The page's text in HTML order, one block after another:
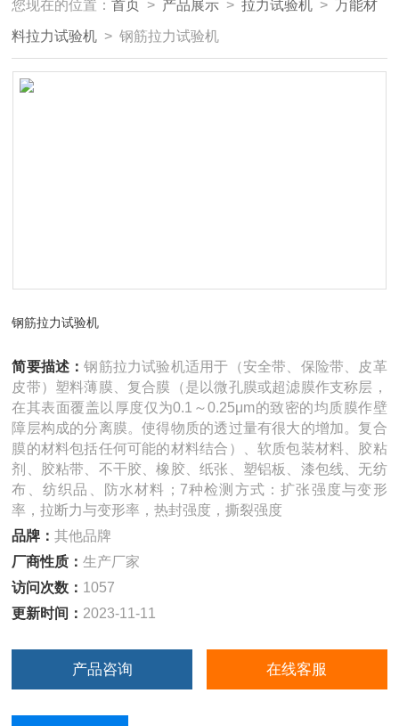
您现在的位置：首页 > 产品展示 >拉力试验机 >万能材
料拉力试验机 > 钢筋拉力试验机
钢筋拉力试验机
简要描述：钢筋拉力试验机适用于（安全带、保险带、皮革
皮带）塑料薄膜、复合膜（是以微孔膜或超滤膜作支称层，
在其表面覆盖以厚度仅为0.1～0.25μm的致密的均质膜作壁
障层构成的分离膜。使得物质的透过量有很大的增加。复合
膜的材料包括任何可能的材料结合）、软质包装材料、胶粘
剂、胶粘带、不干胶、橡胶、纸张、塑铝板、漆包线、无纺
布、纺织品、防水材料；7种检测方式：扩张强度与变形
率，拉断力与变形率，热封强度，撕裂强度
品牌：其他品牌
厂商性质：生产厂家
访问次数： 1057
更新时间： 2023-11-11
产品咨询 在线客服